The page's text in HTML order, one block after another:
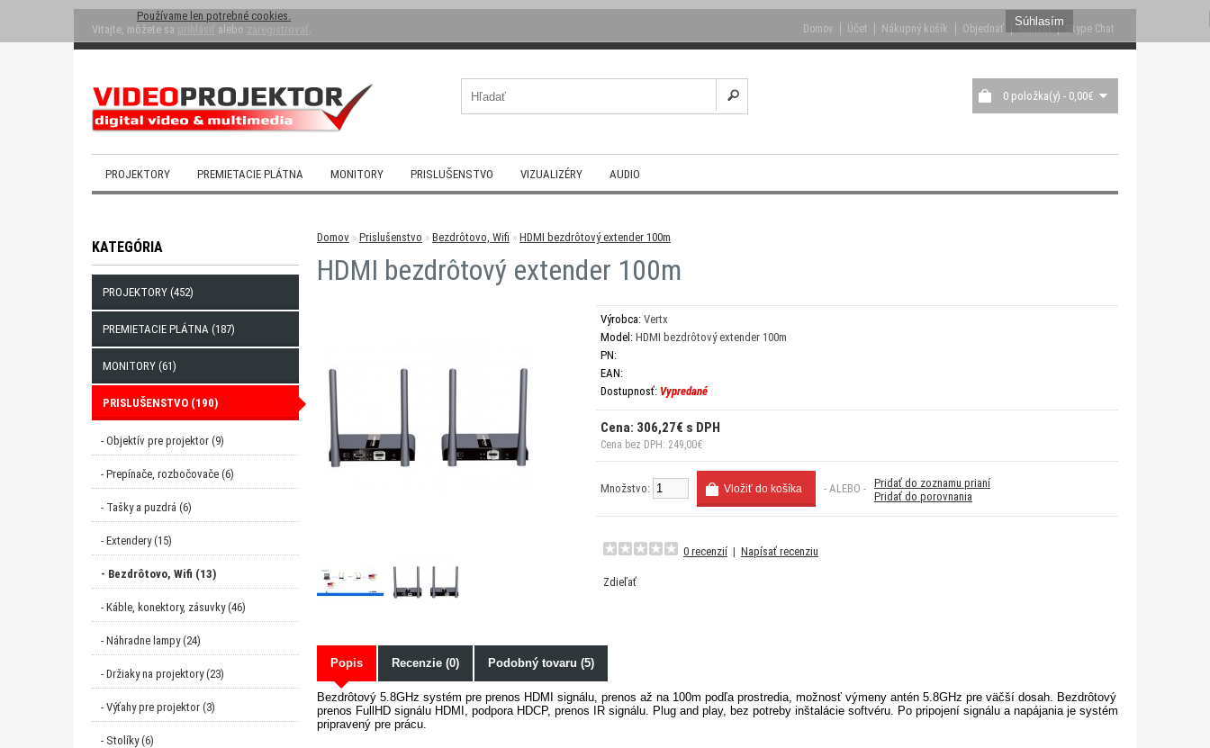
Domov Účet Nákupný košík Objednať Kontakt Skype Chat
0 položka(y) - 0,00€
Vitajte, môžete sa alebo .
PROJEKTORY PREMIETACIE PLÁTNA MONITORY PRISLUŠENSTVO VIZUALIZÉRY AUDIO
Súhlasím
Používame len potrebné cookies.
KATEGÓRIA
PROJEKTORY (452)
PREMIETACIE PLÁTNA (187)
MONITORY (61)
PRISLUŠENSTVO (190)
- Objektív pre projektor (9)
- Prepínače, rozbočovače (6)
- Tašky a puzdrá (6)
- Extendery (15)
- Bezdrôtovo, Wifi (13)
- Káble, konektory, zásuvky (46)
- Náhradne lampy (24)
- Držiaky na projektory (23)
- Výťahy pre projektor (3)
- Stolíky (6)
Domov » Prislušenstvo » Bezdrôtovo, Wifi » HDMI bezdrôtový extender 100m
HDMI bezdrôtový extender 100m
Výrobca: Vertx
Model: HDMI bezdrôtový extender 100m
PN:
EAN:
Dostupnosť: Vypredané
Cena: 306,27€ s DPH
Cena bez DPH: 249,00€
Množstvo: - ALEBO - Pridať do zoznamu prianí
Pridať do porovnania
0 recenzií | Napísať recenziu
Zdieľať
Popis Recenzie (0) Podobný tovaru (5)
Bezdrôtový 5.8GHz systém pre prenos HDMI signálu, prenos až na 100m podľa prostredia, možnosť výmeny antén 5.8GHz pre väčší dosah. Bezdrôtový
prenos FullHD signálu HDMI, podpora HDCP, prenos IR signálu. Plug and play, bez potreby inštalácie softvéru. Po pripojení signálu a napájania je systém
pripravený pre prácu.